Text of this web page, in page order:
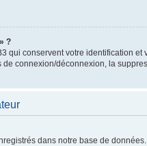
?
qui conservent votre identification
de connexion/déconnexion, la
dans notre base de